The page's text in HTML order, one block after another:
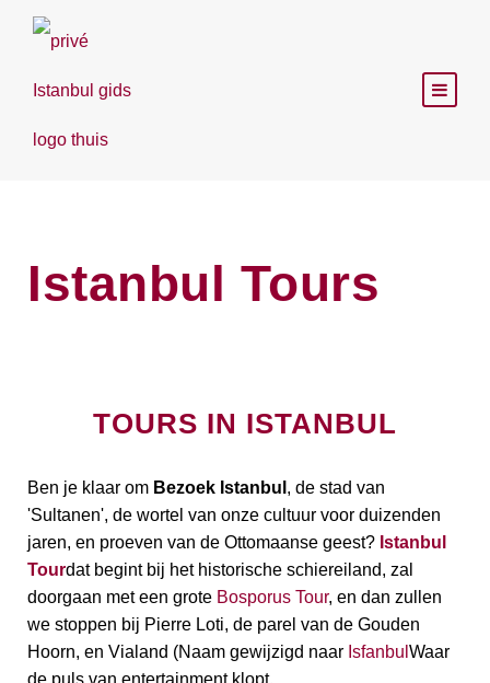
Istanbul Tours
TOURS IN ISTANBUL
Ben je klaar om Bezoek Istanbul , de stad van
'Sultanen', de wortel van onze cultuur voor duizenden
jaren, en proeven van de Ottomaanse geest? Istanbul
Tourdat begint bij het historische schiereiland, zal
doorgaan met een grote Bosporus Tour, en dan zullen
we stoppen bij Pierre Loti, de parel van de Gouden
Hoorn, en Vialand (Naam gewijzigd naar Isfanbul Waar
de puls van entertainment klopt.